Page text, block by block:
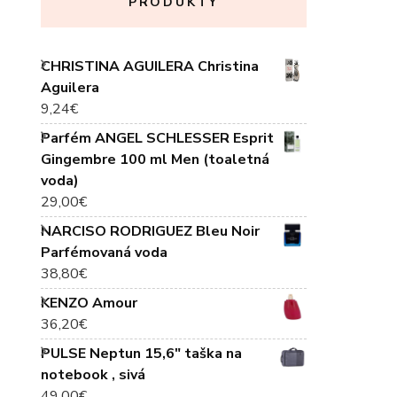
CHRISTINA AGUILERA Christina
Aguilera
9,24€
Parfém ANGEL SCHLESSER Esprit
Gingembre 100 ml Men (toaletná
voda)
29,00€
NARCISO RODRIGUEZ Bleu Noir
Parfémovaná voda
38,80€
KENZO Amour
36,20€
PULSE Neptun 15,6" taška na
notebook , sivá